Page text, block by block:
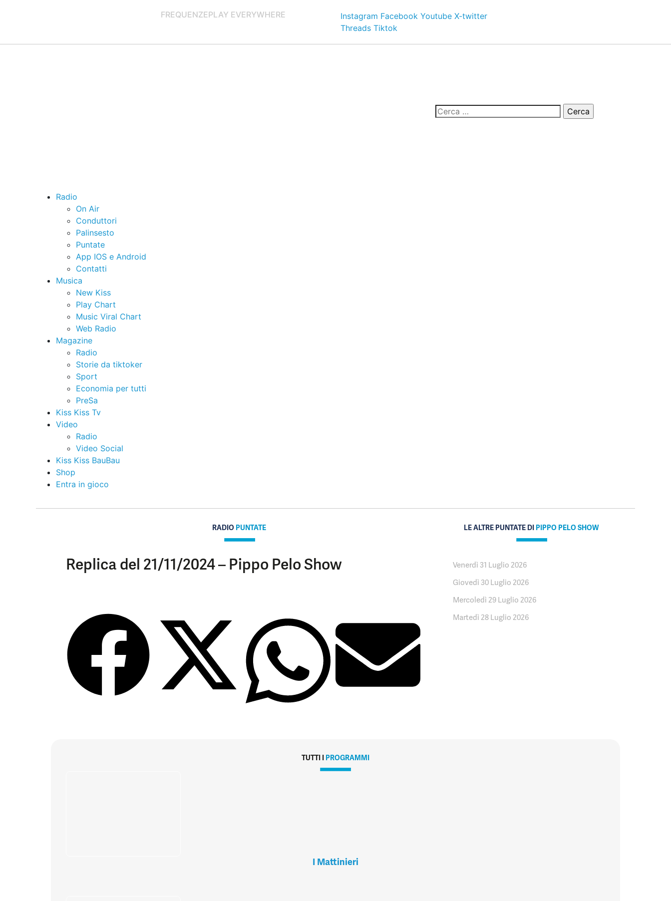
FREQUENZEPLAY EVERYWHERE Instagram Facebook Youtube X-twitter
Threads Tiktok
Radio
On Air
Conduttori
Palinsesto
Puntate
App IOS e Android
Contatti
Musica
New Kiss
Play Chart
Music Viral Chart
Web Radio
Magazine
Radio
Storie da tiktoker
Sport
Economia per tutti
PreSa
Kiss Kiss Tv
Video
Radio
Video Social
Kiss Kiss BauBau
Shop
Entra in gioco
RADIO PUNTATE
Replica del 21/11/2024 – Pippo Pelo Show
LE ALTRE PUNTATE DI PIPPO PELO SHOW
Venerdì 31 Luglio 2026
Giovedì 30 Luglio 2026
Mercoledì 29 Luglio 2026
Martedì 28 Luglio 2026
TUTTI I PROGRAMMI
I Mattinieri